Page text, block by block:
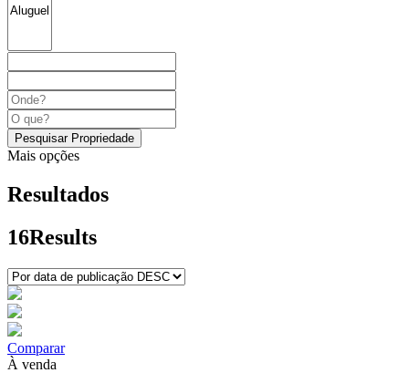
Pesquisar Propriedade
Mais opções
Resultados
16Results
Comparar
À venda